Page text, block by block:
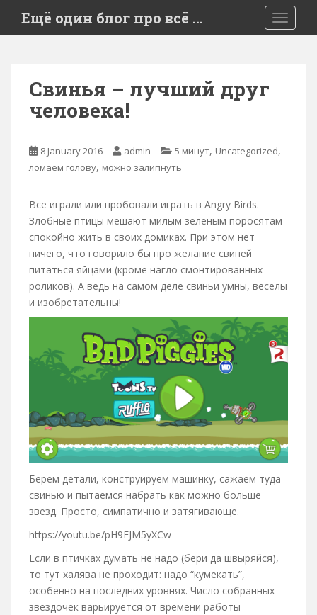
i
Ещё один блог про всё …
Свинья – лучший друг
человека!
8 January 2016 admin 5 минут, Uncategorized,
ломаем голову, можно залипнуть
Все играли или пробовали играть в Angry Birds.
Злобные птицы мешают милым зеленым поросятам
спокойно жить в своих домиках. При этом нет
ничего, что говорило бы про желание свиней
питаться яйцами (кроме нагло смонтированных
роликов). А ведь на самом деле свиньи умны, веселы
и изобретательны!
Берем детали, конструируем машинку, сажаем туда
свинью и пытаемся набрать как можно больше
звезд. Просто, симпатично и затягивающе.
https://youtu.be/pH9FJM5yXCw
Если в птичках думать не надо (бери да швыряйся),
то тут халява не проходит: надо “кумекать”,
особенно на последних уровнях. Число собранных
звездочек варьируется от времени работы